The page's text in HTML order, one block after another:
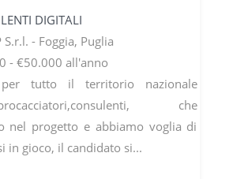
DIGITALI
S.r.l. - Foggia, Puglia
- €50.000 all'anno
per tutto il territorio nazionale
che
nel progetto e abbiamo voglia di
in gioco, il candidato si...